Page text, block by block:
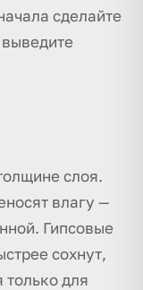
сделайте
слоя.
влагу —
Гипсовые
сохнут,
только для